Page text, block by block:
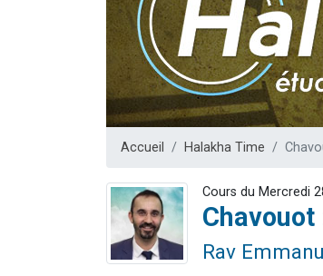
Accueil Halakha Time
Cours du Mercredi
Rav